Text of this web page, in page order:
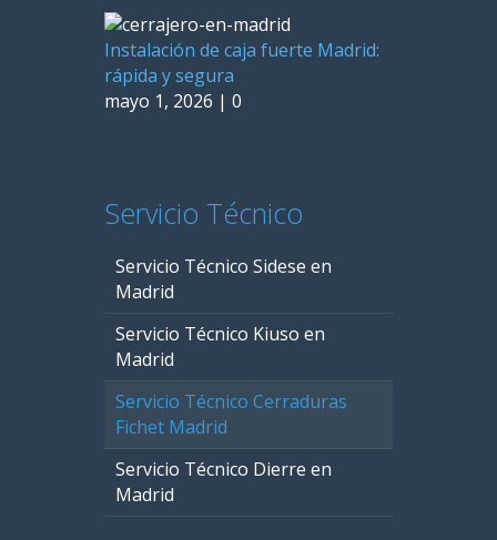
Instalación de caja fuerte Madrid:
rápida y segura
mayo 1, 2026 | 0
Servicio Técnico
Servicio Técnico Sidese en
Madrid
Servicio Técnico Kiuso en
Madrid
Servicio Técnico Cerraduras
Fichet Madrid
Servicio Técnico Dierre en
Madrid